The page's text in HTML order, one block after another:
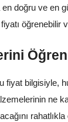
doğru ve en
fiyat bilgisiyle,
ne